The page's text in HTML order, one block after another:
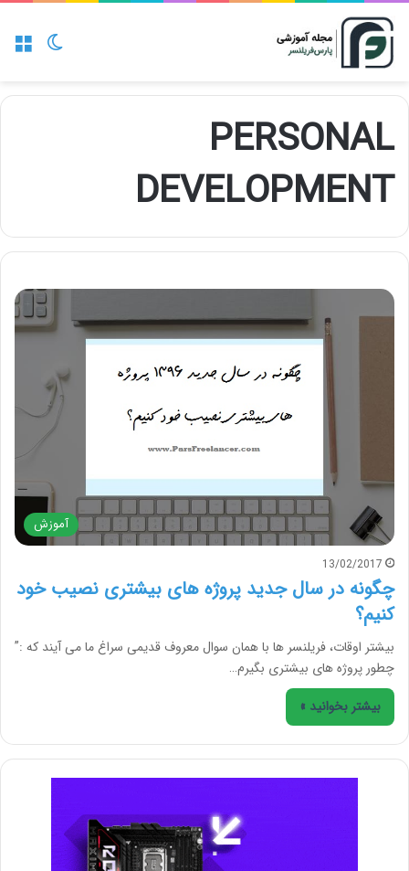
تغییر
PERSONAL
DEVELOPMENT
آموزش
13/02/2017
چگونه در سال جدید پروژه های بیشتری نصیب خود
کنیم؟
بیشتر اوقات، فریلنسر ها با همان سوال معروف قدیمی سراغ ما می آیند که :”
چطور پروژه های بیشتری بگیرم…
بیشتر بخوانید »